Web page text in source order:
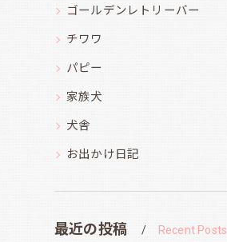
ゴールデンレトリーバー
チワワ
パピー
家族犬
犬舎
お出かけ日記
最近の投稿 Recent Posts